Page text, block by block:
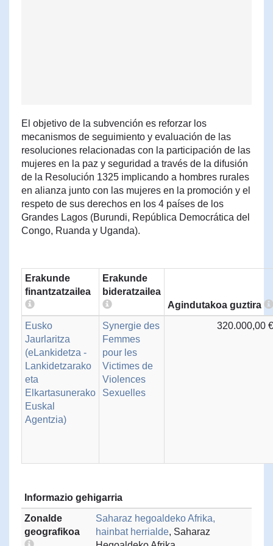
El objetivo de la subvención es reforzar los
mecanismos de seguimiento y evaluación de las
resoluciones relacionadas con la participación de las
mujeres en la paz y seguridad a través de la difusión
de la Resolución 1325 implicando a hombres rurales
en alianza junto con las mujeres en la promoción y el
respeto de sus derechos en los 4 países de los
Grandes Lagos (Burundi, República Democrática del
Congo, Ruanda y Uganda).
Erakunde
finantzatzailea
Erakunde
bideratzailea
Agindutakoa guztira
Eusko
Jaurlaritza
(eLankidetza -
Lankidetzarako
eta
Elkartasunerako
Euskal
Agentzia)
Synergie des
Femmes
pour les
Victimes de
Violences
Sexuelles
320.000,00 €
Informazio gehigarria
Zonalde
geografikoa
Saharaz hegoaldeko Afrika,
hainbat herrialde, Saharaz